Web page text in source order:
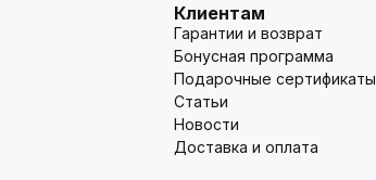
Клиентам
Гарантии и возврат
Бонусная программа
Подарочные сертификаты
Статьи
Новости
Доставка и оплата